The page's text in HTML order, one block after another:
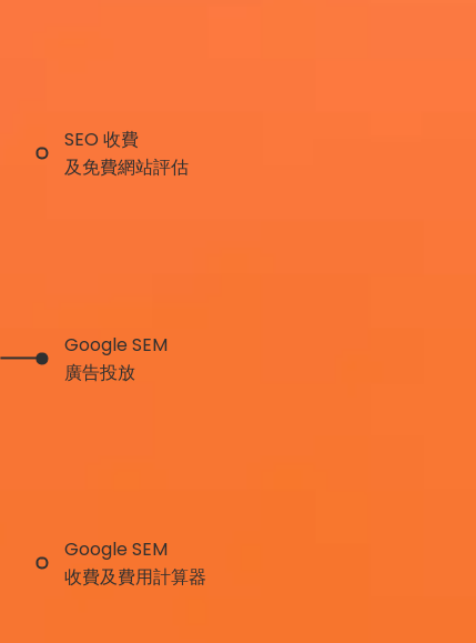
SEO 收費
及免費網站評估
Google SEM
廣告投放
Google SEM
收費及費用計算器